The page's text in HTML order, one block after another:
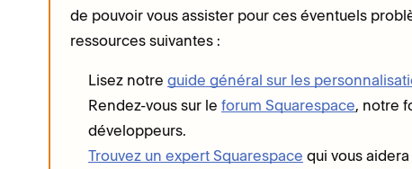
de pouvoir vous assister pour ces éventuels
ressources suivantes :
Lisez notre guide général sur les
Rendez-vous sur le forum Squarespace, notre
développeurs.
Trouvez un expert Squarespace qui vous